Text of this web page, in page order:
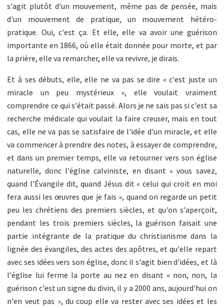
s'agit plutôt d'un mouvement, même pas de pensée, mais
d'un mouvement de pratique, un mouvement hétéro-
pratique. Oui, c'est ça. Et elle, elle va avoir une guérison
importante en 1866, où elle était donnée pour morte, et par
la prière, elle va remarcher, elle va revivre, je dirais.
Et à ses débuts, elle, elle ne va pas se dire « c'est juste un
miracle un peu mystérieux », elle voulait vraiment
comprendre ce qui s'était passé. Alors je ne sais pas si c'est sa
recherche médicale qui voulait la faire creuser, mais en tout
cas, elle ne va pas se satisfaire de l'idée d'un miracle, et elle
va commencer à prendre des notes, à essayer de comprendre,
et dans un premier temps, elle va retourner vers son église
naturelle, donc l'église calviniste, en disant « vous savez,
quand l'Évangile dit, quand Jésus dit « celui qui croit en moi
fera aussi les œuvres que je fais », quand on regarde un petit
peu les chrétiens des premiers siècles, et qu'on s'aperçoit,
pendant les trois premiers siècles, la guérison faisait une
partie intégrante de la pratique du christianisme dans la
lignée des évangiles, des actes des apôtres, et qu'elle repart
avec ses idées vers son église, donc il s'agit bien d'idées, et là
l'église lui ferme la porte au nez en disant « non, non, la
guérison c'est un signe du divin, il y a 2000 ans, aujourd'hui on
n'en veut pas », du coup elle va rester avec ses idées et les